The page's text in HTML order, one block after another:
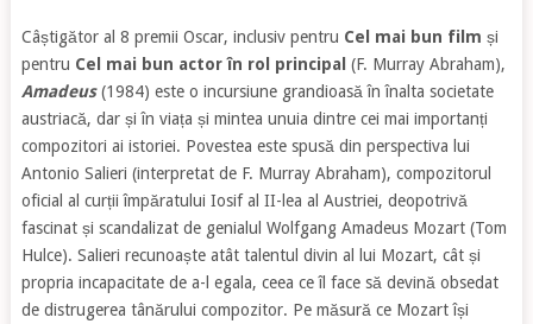
Câștigător al 8 premii Oscar, inclusiv pentru Cel mai bun film și
pentru Cel mai bun actor în rol principal (F. Murray Abraham),
Amadeus(1984) este o incursiune grandioasă în înalta societate
austriacă, dar și în viața și mintea unuia dintre cei mai importanți
compozitori ai istoriei. Povestea este spusă din perspectiva lui
Antonio Salieri (interpretat de F. Murray Abraham), compozitorul
oficial al curții împăratului Iosif al II-lea al Austriei, deopotrivă
fascinat și scandalizat de genialul Wolfgang Amadeus Mozart (Tom
Hulce). Salieri recunoaște atât talentul divin al lui Mozart, cât și
propria incapacitate de a-l egala, ceea ce îl face să devină obsedat
de distrugerea tânărului compozitor. Pe măsură ce Mozart își